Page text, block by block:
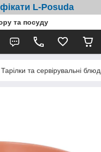
L-Posuda
та посуду
Тарілки та сервірувальні